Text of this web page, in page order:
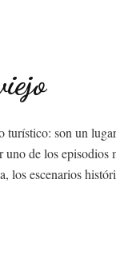
son un
de los
los escenarios